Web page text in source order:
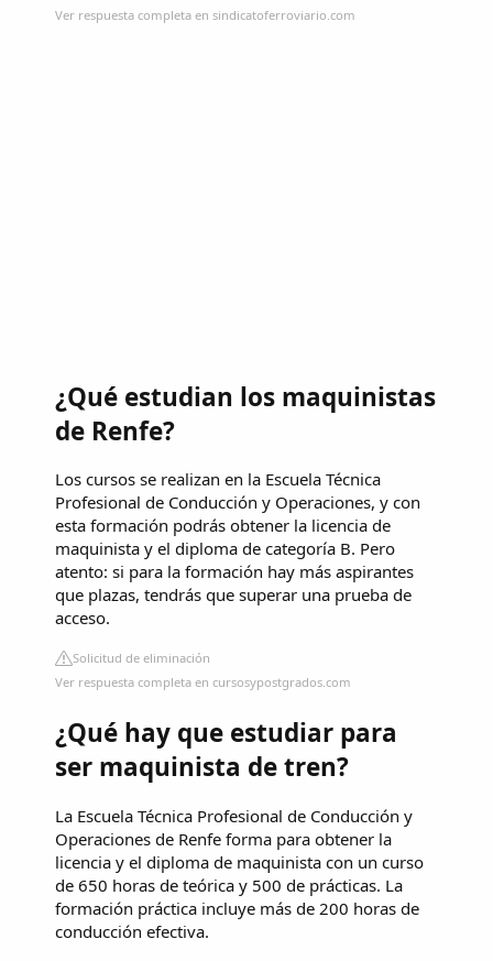
Ver respuesta completa en sindicatoferroviario.com
¿Qué estudian los maquinistas
de Renfe?
Los cursos se realizan en la Escuela Técnica
Profesional de Conducción y Operaciones, y con
esta formación podrás obtener la licencia de
maquinista y el diploma de categoría B. Pero
atento: si para la formación hay más aspirantes
que plazas, tendrás que superar una prueba de
acceso.
Solicitud de eliminación
Ver respuesta completa en cursosypostgrados.com
¿Qué hay que estudiar para
ser maquinista de tren?
La Escuela Técnica Profesional de Conducción y
Operaciones de Renfe forma para obtener la
licencia y el diploma de maquinista con un curso
de 650 horas de teórica y 500 de prácticas. La
formación práctica incluye más de 200 horas de
conducción efectiva.